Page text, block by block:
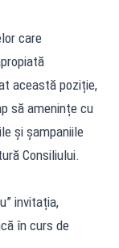
care
această poziție,
să amenințe cu
și șampaniile
Consiliului.
invitația,
în curs de